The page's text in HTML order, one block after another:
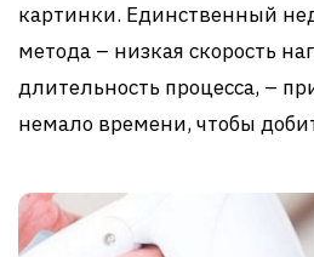
картинки. Единственный
метода – низкая скорость
длительность процесса, –
немало времени, чтобы